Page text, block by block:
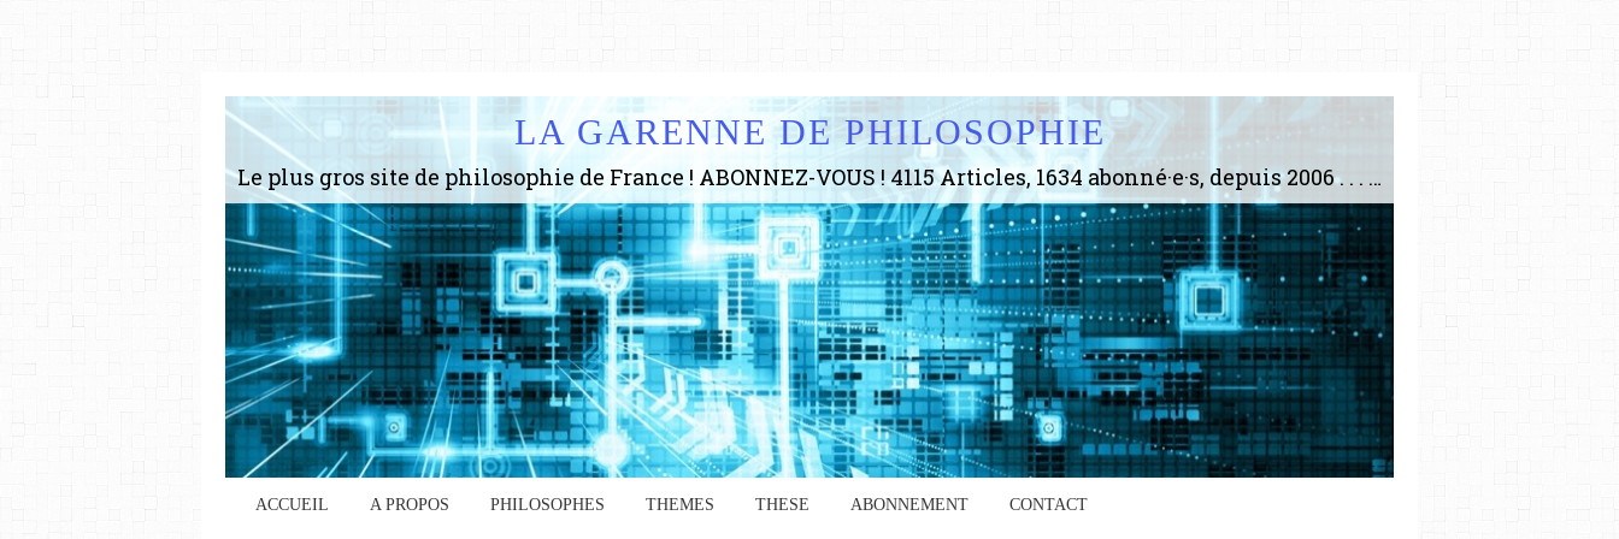
LA GARENNE DE PHILOSOPHIE
Le plus gros site de philosophie de France ! ABONNEZ-VOUS ! 4115 Articles, 1634 abonné·e·s, depuis 2006 . . . . . . . . 2 852 214 pages vues jusqu'à présent. Prestance et être apte à un plus grand nombre de choses.
ACCUEIL A PROPOS PHILOSOPHES THEMES THESE ABONNEMENT CONTACT